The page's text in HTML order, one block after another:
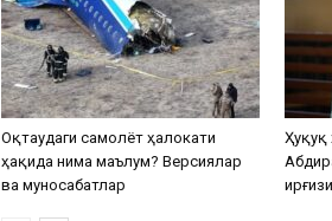
Оқтаудаги самолёт ҳалокати
ҳақида нима маълум? Версиялар
ва муносабатлар
Ҳуқуқ